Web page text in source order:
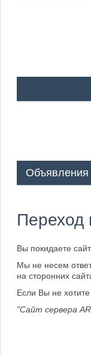
Объявления
Переход
Вы покидаете
Мы не несем
на сторонних
Если Вы не
"Сайт сервера